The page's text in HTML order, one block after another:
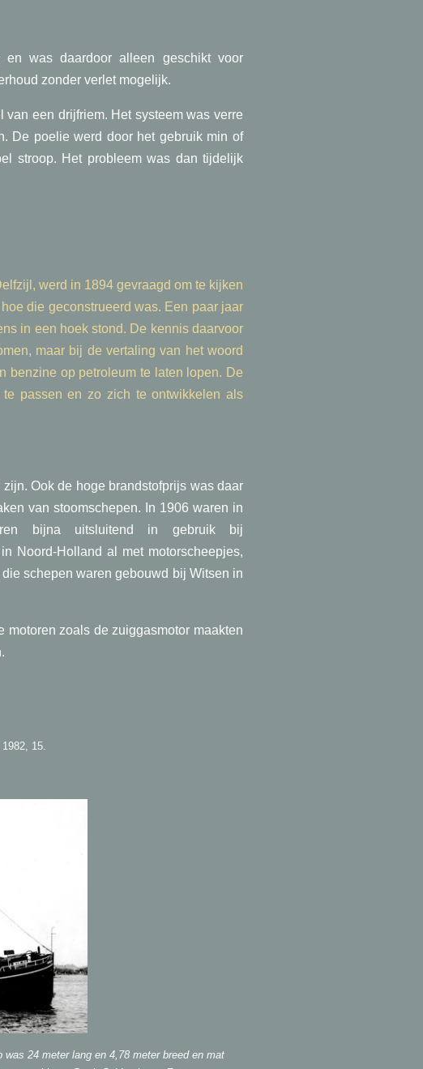
en was daardoor alleen geschikt voor
zonder verlet mogelijk.
een drijfriem. Het systeem was verre
De poelie werd door het gebruik min of
stroop. Het probleem was dan tijdelijk
werd in 1894 gevraagd om te kijken
die geconstrueerd was. Een paar jaar
in een hoek stond. De kennis daarvoor
maar bij de vertaling van het woord
benzine op petroleum te laten lopen. De
passen en zo zich te ontwikkelen als
Ook de hoge brandstofprijs was daar
van stoomschepen.
In 1906 waren in
bijna uitsluitend in gebruik bij
Noord-Holland al met motorscheepjes,
schepen waren gebouwd bij Witsen in
motoren zoals de zuiggasmotor maakten
1982, 15.
24 meter lang en 4,78 meter breed en mat